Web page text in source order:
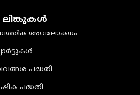
ലിങ്കുകൾ
അവലോകനം
പദ്ധതി
പദ്ധതി